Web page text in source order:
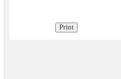
Print